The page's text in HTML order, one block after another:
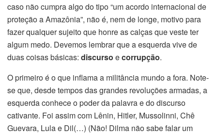
caso não cumpra algo do tipo “um acordo internacional de
proteção a Amazônia”, não é, nem de longe, motivo para
fazer qualquer sujeito que honre as calças que veste ter
algum medo. Devemos lembrar que a esquerda vive de
duas coisas básicas: discurso ecorrupção.
O primeiro é o que inflama a militância mundo a fora. Note-
se que, desde tempos das grandes revoluções armadas, a
esquerda conhece o poder da palavra e do discurso
cativante. Foi assim com Lênin, Hitler, Mussolinni, Chê
Guevara, Lula e Dil(…) (Não! Dilma não sabe falar um